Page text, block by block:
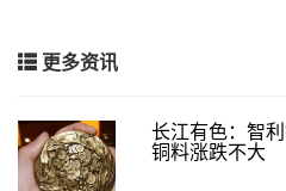
更多资讯
长江有色：智
铜料涨跌不大